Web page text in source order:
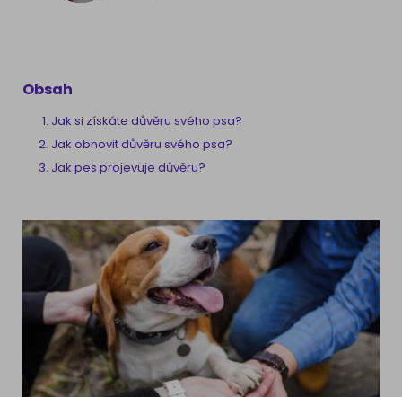
Obsah
Jak si získáte důvěru svého psa?
Jak obnovit důvěru svého psa?
Jak pes projevuje důvěru?